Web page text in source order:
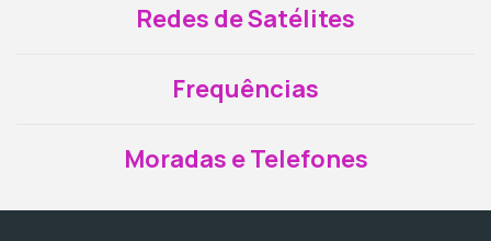
Redes de Satélites
Frequências
Moradas e Telefones